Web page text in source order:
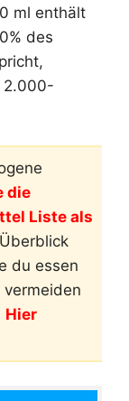
ml enthält
des
2.000-
die
Liste als
du essen
Hier